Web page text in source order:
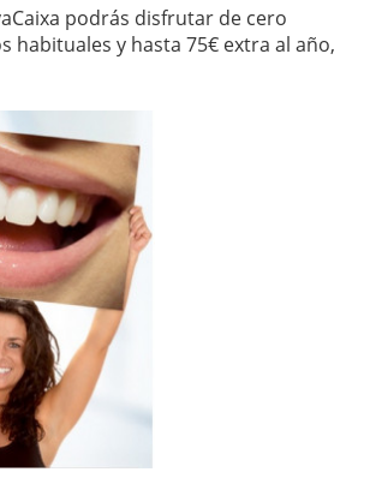
podrás disfrutar de cero
habituales y hasta 75€ extra al año,